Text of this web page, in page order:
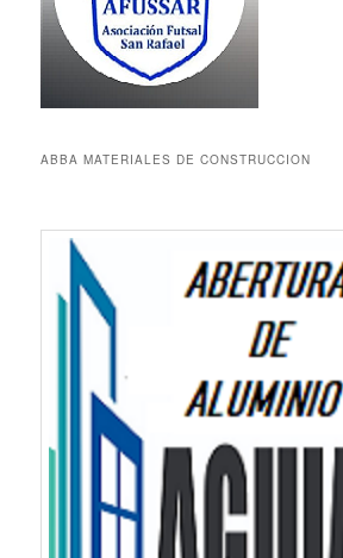
ABBA MATERIALES DE CONSTRUCCION